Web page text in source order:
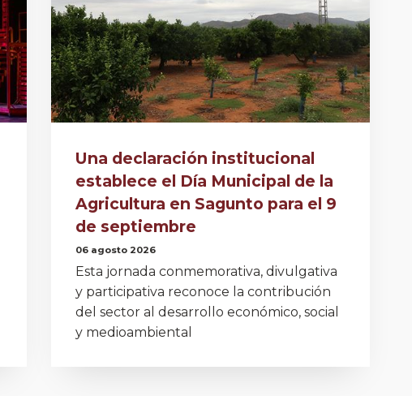
Una declaración institucional
establece el Día Municipal de la
Agricultura en Sagunto para el 9
de septiembre
06 agosto 2026
Esta jornada conmemorativa, divulgativa
y participativa reconoce la contribución
del sector al desarrollo económico, social
y medioambiental